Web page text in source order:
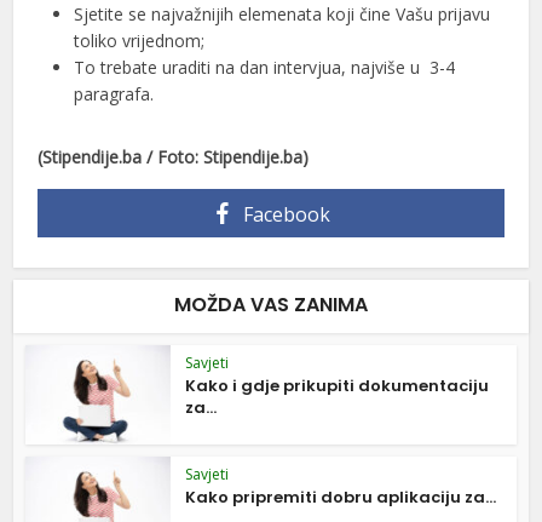
Sjetite se najvažnijih elemenata koji čine Vašu prijavu
toliko vrijednom;
To trebate uraditi na dan intervjua, najviše u 3-4
paragrafa.
(Stipendije.ba / Foto: Stipendije.ba)
Facebook
MOŽDA VAS ZANIMA
Savjeti
Kako i gdje prikupiti dokumentaciju
za...
Savjeti
Kako pripremiti dobru aplikaciju za...